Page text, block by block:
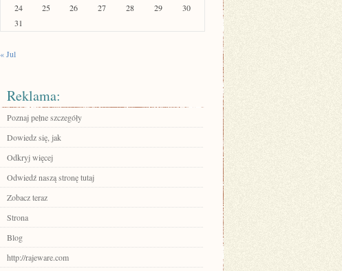
24
25 26 27 28 29
30
31
« Jul
Reklama:
Poznaj pełne szczegóły
Dowiedz się, jak
Odkryj więcej
Odwiedź naszą stronę tutaj
Zobacz teraz
Strona
Blog
http://rajeware.com